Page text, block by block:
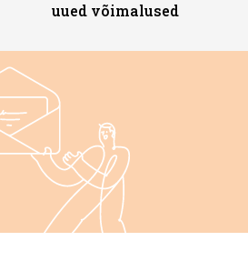
uued võimalused